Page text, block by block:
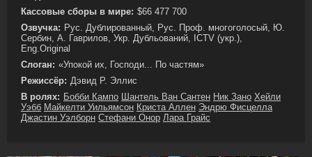
Кассовые сборы в мире: $66 477 700
Озвучка: Рус. Дублированный, Рус. Проф. многоголосый, Ю.
Сербин, А. Гаврилов, Укр. Дубльований, ICTV (укр.),
Eng.Original
Слоган: «Упокой их, Господи... По частям»
Режиссёр: Дэвид Р. Эллис
В ролях: Бобби Кампо Шантель Ван Сантен Ник Зано Хейли
Уэбб Майкелти Уильямсон Криста Аллен Эндрю Фисцелла
Джастин Уэлборн Стефани Онор Лара Грайс